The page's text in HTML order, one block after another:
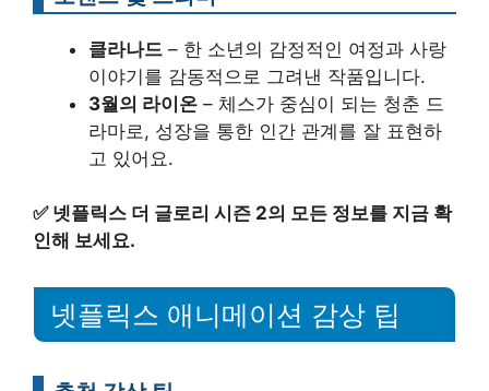
클라나드 – 한 소년의 감정적인 여정과 사랑
이야기를 감동적으로 그려낸 작품입니다.
3월의 라이온 – 체스가 중심이 되는 청춘 드
라마로, 성장을 통한 인간 관계를 잘 표현하
고 있어요.
✅ 넷플릭스 더 글로리 시즌 2의 모든 정보를 지금 확
인해 보세요.
넷플릭스 애니메이션 감상 팁